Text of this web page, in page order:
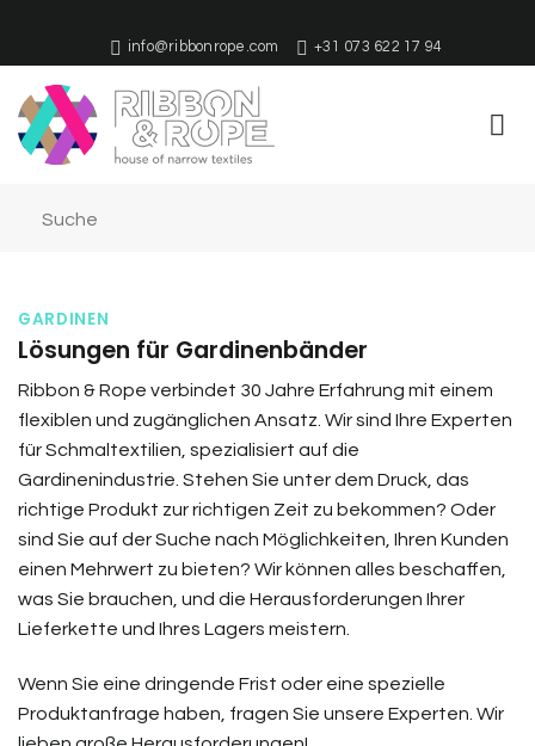
info@ribbonrope.com +31 073 622 17 94
GARDINEN
Lösungen für Gardinenbänder
Ribbon & Rope verbindet 30 Jahre Erfahrung mit einem
flexiblen und zugänglichen Ansatz. Wir sind Ihre Experten
für Schmaltextilien, spezialisiert auf die
Gardinenindustrie. Stehen Sie unter dem Druck, das
richtige Produkt zur richtigen Zeit zu bekommen? Oder
sind Sie auf der Suche nach Möglichkeiten, Ihren Kunden
einen Mehrwert zu bieten? Wir können alles beschaffen,
was Sie brauchen, und die Herausforderungen Ihrer
Lieferkette und Ihres Lagers meistern.
Wenn Sie eine dringende Frist oder eine spezielle
Produktanfrage haben, fragen Sie unsere Experten. Wir